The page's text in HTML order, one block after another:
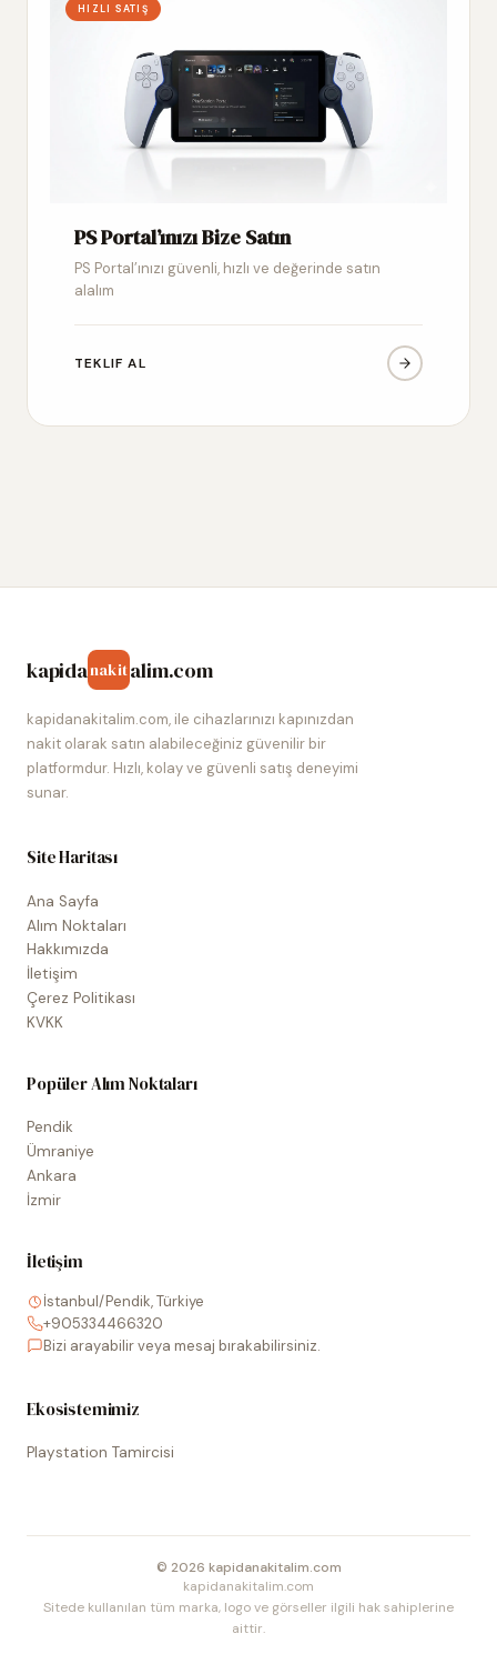
HIZLI SATIŞ
PS Portal’ınızı Bize Satın
PS Portal’ınızı güvenli, hızlı ve değerinde satın
alalım
TEKLIF AL
kapidanakitalim.com
kapidanakitalim.com, ile cihazlarınızı kapınızdan
nakit olarak satın alabileceğiniz güvenilir bir
platformdur. Hızlı, kolay ve güvenli satış deneyimi
sunar.
Site Haritası
Ana Sayfa
Alım Noktaları
Hakkımızda
İletişim
Çerez Politikası
KVKK
Popüler Alım Noktaları
Pendik
Ümraniye
Ankara
İzmir
İletişim
İstanbul/Pendik, Türkiye
+905334466320
Bizi arayabilir veya mesaj bırakabilirsiniz.
Ekosistemimiz
Playstation Tamircisi
© 2026 kapidanakitalim.com
kapidanakitalim.com
Sitede kullanılan tüm marka, logo ve görseller ilgili hak sahiplerine
aittir.